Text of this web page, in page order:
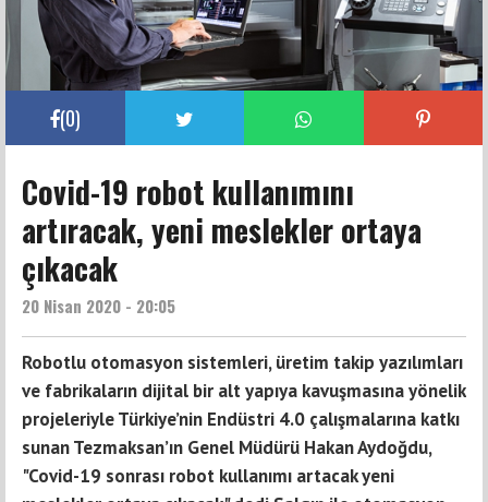
(0)
Covid-19 robot kullanımını
artıracak, yeni meslekler ortaya
çıkacak
20 Nisan 2020 - 20:05
Robotlu otomasyon sistemleri, üretim takip yazılımları
ve fabrikaların dijital bir alt yapıya kavuşmasına yönelik
projeleriyle Türkiye’nin Endüstri 4.0 çalışmalarına katkı
sunan Tezmaksan’ın Genel Müdürü Hakan Aydoğdu,
"Covid-19 sonrası robot kullanımı artacak yeni